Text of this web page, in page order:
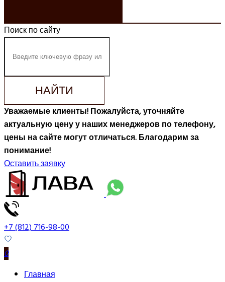
Поиск по сайту
НАЙТИ
Уважаемые клиенты! Пожалуйста, уточняйте
актуальную цену у наших менеджеров по телефону,
цены на сайте могут отличаться. Благодарим за
понимание!
Оставить заявку
+7 (812) 716-98-00
0
Главная